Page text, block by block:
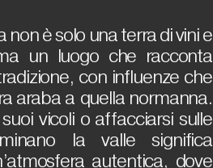
non è solo una terra di vini e
un luogo che racconta
con influenze che
araba a quella normanna.
vicoli o affacciarsi sulle
la valle significa
autentica, dove